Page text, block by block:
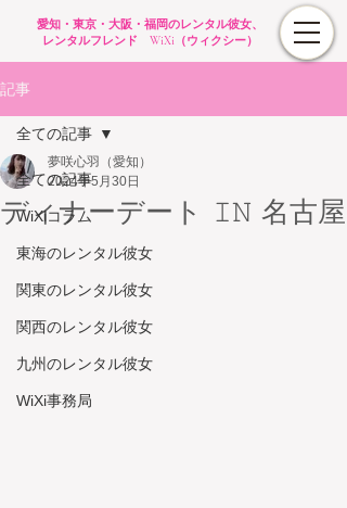
愛知・東京・大阪・福岡のレンタル彼女、
レンタルフレンド WiXi（ウィクシー）
記事
全ての記事
WiXiコラム
東海のレンタル彼女
関東のレンタル彼女
関西のレンタル彼女
九州のレンタル彼女
WiXi事務局
全ての記事
ディナーデート 𝙸𝙽 名古屋
夢咲心羽（愛知）
2024年5月30日